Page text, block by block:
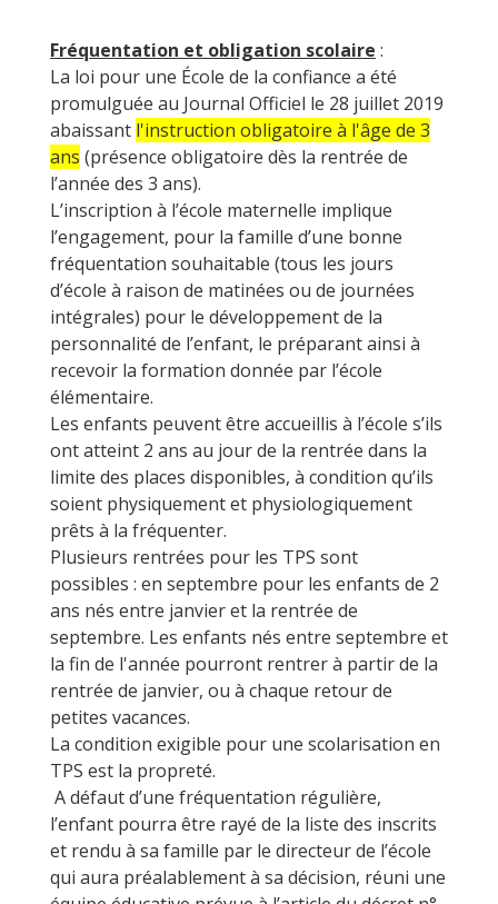
Fréquentation et obligation scolaire :
La loi pour une École de la confiance a été
promulguée au Journal Officiel le 28 juillet 2019
abaissant l'instruction obligatoire à l'âge de 3
ans (présence obligatoire dès la rentrée de
l’année des 3 ans).
L’inscription à l’école maternelle implique
l’engagement, pour la famille d’une bonne
fréquentation souhaitable (tous les jours
d’école à raison de matinées ou de journées
intégrales) pour le développement de la
personnalité de l’enfant, le préparant ainsi à
recevoir la formation donnée par l’école
élémentaire.
Les enfants peuvent être accueillis à l’école s’ils
ont atteint 2 ans au jour de la rentrée dans la
limite des places disponibles, à condition qu’ils
soient physiquement et physiologiquement
prêts à la fréquenter.
Plusieurs rentrées pour les TPS sont
possibles : en septembre pour les enfants de 2
ans nés entre janvier et la rentrée de
septembre. Les enfants nés entre septembre et
la fin de l'année pourront rentrer à partir de la
rentrée de janvier, ou à chaque retour de
petites vacances.
La condition exigible pour une scolarisation en
TPS est la propreté.
A défaut d’une fréquentation régulière,
l’enfant pourra être rayé de la liste des inscrits
et rendu à sa famille par le directeur de l’école
qui aura préalablement à sa décision, réuni une